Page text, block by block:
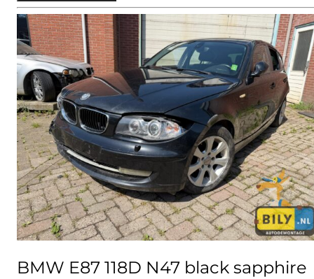
Alternative:
BMW E87 118D N47 black sapphire